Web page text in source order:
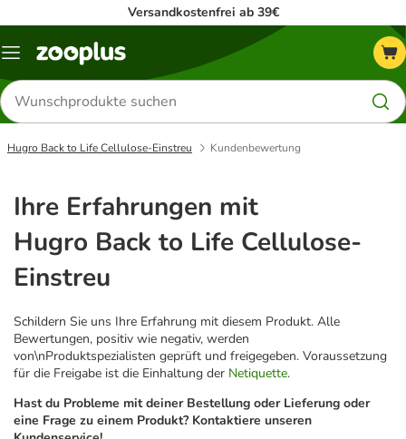
Versandkostenfrei ab 39€
Menü
Produkte
suchen
Hugro Back to Life Cellulose-Einstreu Kundenbewertung
Ihre Erfahrungen mit
Hugro Back to Life Cellulose-
Einstreu
Schildern Sie uns Ihre Erfahrung mit diesem Produkt. Alle
Bewertungen, positiv wie negativ, werden
von\nProduktspezialisten geprüft und freigegeben. Voraussetzung
für die Freigabe ist die Einhaltung der Netiquette.
Hast du Probleme mit deiner Bestellung oder Lieferung oder
eine Frage zu einem Produkt? Kontaktiere unseren